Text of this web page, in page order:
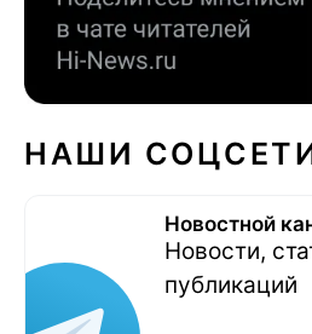
НАШИ
Новостной
Новости,
публикаций